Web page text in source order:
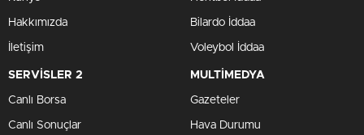
Hakkımızda
İletişim
Bilardo İddaa
Voleybol İddaa
SERVİSLER 2
Canlı Borsa
Canlı Sonuçlar
MULTİMEDYA
Gazeteler
Hava Durumu